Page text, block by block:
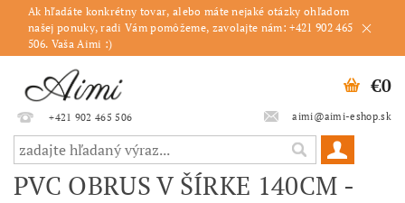
Ak hľadáte konkrétny tovar, alebo máte nejaké otázky ohľadom
našej ponuky, radi Vám pomôžeme, zavolajte nám: +421 902 465
506. Vaša Aimi :)
+421 902 465 506 aimi@aimi-eshop.sk
€0
PVC OBRUS V ŠÍRKE 140CM -